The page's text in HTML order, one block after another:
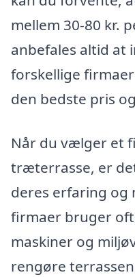
mellem 30-80 kr.
anbefales altid at
forskellige
den bedste pris
Når du vælger et
træterrasse, er
deres erfaring og
firmaer bruger
maskiner og
rengøre